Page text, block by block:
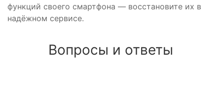
функций своего смартфона — восстановите их в
надёжном сервисе.
Вопросы и ответы